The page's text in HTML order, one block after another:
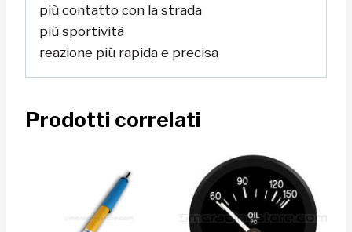
più contatto con la strada
più sportività
reazione più rapida e precisa
Prodotti correlati